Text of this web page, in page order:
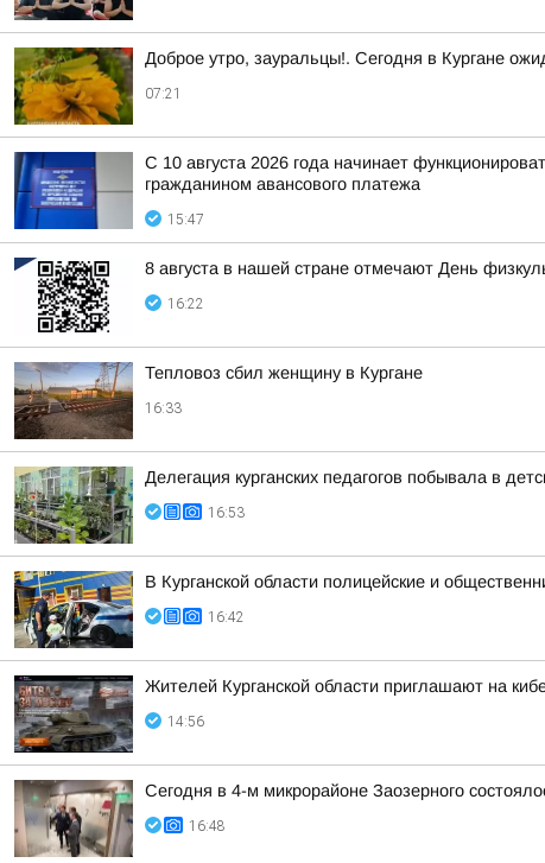
Доброе утро, зауральцы!. Сегодня в Кургане
07:21
С 10 августа 2026 года начинает
гражданином авансового платежа
15:47
8 августа в нашей стране отмечают День
16:22
Тепловоз сбил женщину в Кургане
16:33
Делегация курганских педагогов побывала в
16:53
В Курганской области полицейские и
16:42
Жителей Курганской области приглашают на
14:56
Сегодня в 4-м микрорайоне Заозерного
16:48